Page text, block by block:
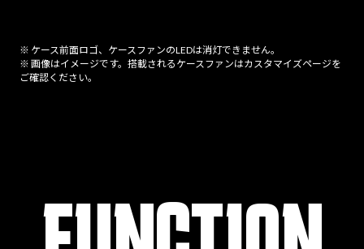
※ ケース前面ロゴ、ケースファンのLEDは消灯できません。
※ 画像はイメージです。搭載されるケースファンはカスタマイズページを
ご確認ください。